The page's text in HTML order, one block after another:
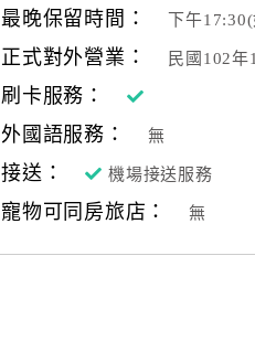
最晚保留時間： 下午
正式對外營業： 民國102年
刷卡服務：
外國語服務： 無
接送： 機場接送服務
寵物可同房旅店： 無